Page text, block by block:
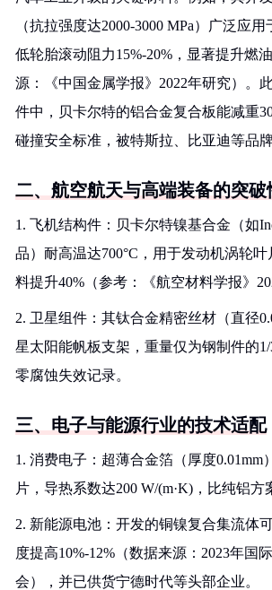
（抗拉强度达2000-3000 MPa）广泛应
低轮胎滚动阻力15%-20%，显著提升燃
源：《中国金属学报》2022年研究）。
件中，贝卡尔特的铝合金复合板能减重
碰撞安全标准，被特斯拉、比亚迪等品
二、航空航天与高端装备的突破
1. 飞机结构件：贝卡尔特镍基合金（如
品）耐高温达700°C，用于发动机涡轮
料提升40%（参考：《航空材料学报》
2. 卫星组件：其钛合金精密丝材（直径
星太阳能帆板支架，重量仅为钢制件的
零腐蚀失效记录。
三、电子与能源行业的技术适配
1. 消费电子：超薄合金箔（厚度0.01mm
片，导热系数达200 W/(m·K)，比纯铝方
2. 新能源电池：开发的铜镍复合集流体
度提高10%-12%（数据来源：2023年国
会），并已供货宁德时代等头部企业。